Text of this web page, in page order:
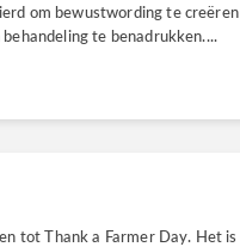
om bewustwording te creëren
te benadrukken....
tot Thank a Farmer Day. Het is